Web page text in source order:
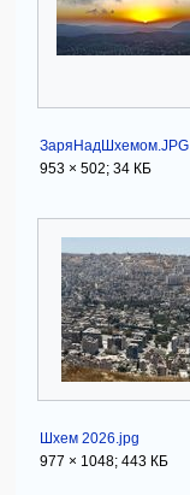
ЗаряНадШхемом.JPG
953 × 502; 34 КБ
Шхем 2026.jpg
977 × 1048; 443 КБ